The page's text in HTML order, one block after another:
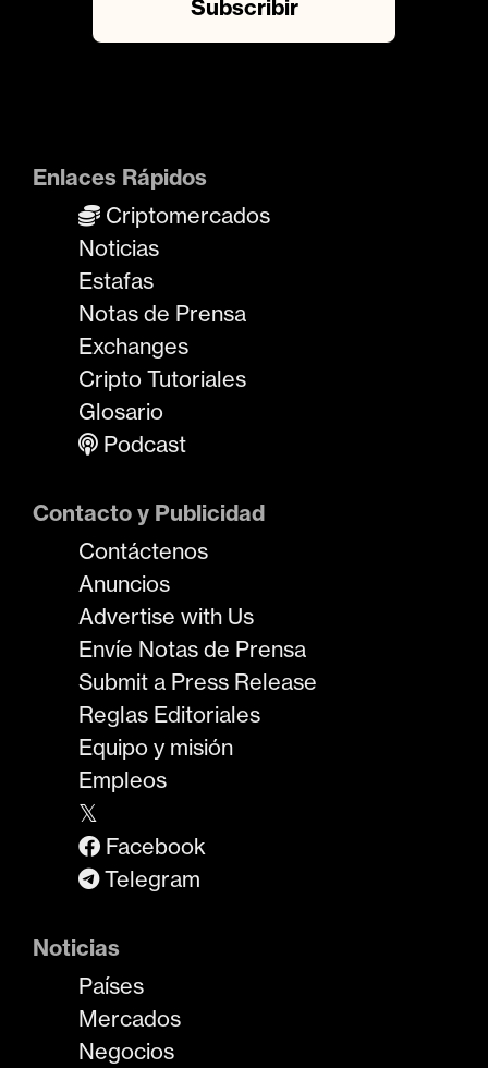
Enlaces Rápidos
Criptomercados
Noticias
Estafas
Notas de Prensa
Exchanges
Cripto Tutoriales
Glosario
Podcast
Contacto y Publicidad
Contáctenos
Anuncios
Advertise with Us
Envíe Notas de Prensa
Submit a Press Release
Reglas Editoriales
Equipo y misión
Empleos
𝕏
Facebook
Telegram
Noticias
Países
Mercados
Negocios